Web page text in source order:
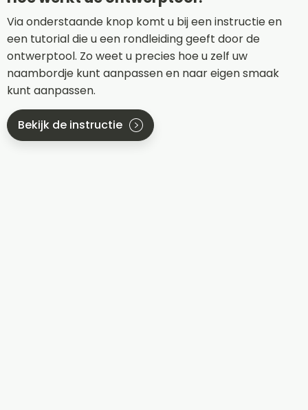
Via onderstaande knop komt u bij een instructie en
een tutorial die u een rondleiding geeft door de
ontwerptool. Zo weet u precies hoe u zelf uw
naambordje kunt aanpassen en naar eigen smaak
kunt aanpassen.
Bekijk de instructie